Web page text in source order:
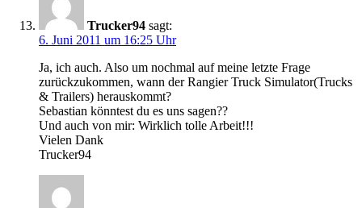
Trucker94 sagt:
6. Juni 2011 um 16:25 Uhr
Ja, ich auch. Also um nochmal auf meine letzte Frage
zurückzukommen, wann der Rangier Truck Simulator(Trucks
& Trailers) herauskommt?
Sebastian könntest du es uns sagen??
Und auch von mir: Wirklich tolle Arbeit!!!
Vielen Dank
Trucker94